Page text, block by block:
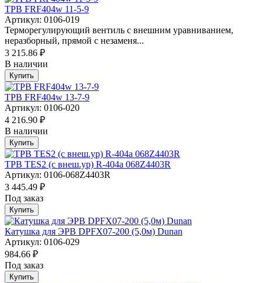
ТРВ FRF404w 11-5-9
Артикул: 0106-019
Терморегулирующий вентиль с внешним уравниванием,
неразборный, прямой с незаменя...
3 215.86 ₽
В наличии
Купить
ТРВ FRF404w 13-7-9
Артикул: 0106-020
4 216.90 ₽
В наличии
Купить
ТРВ TES2 (с внеш.ур) R-404a 068Z4403R
Артикул: 0106-068Z4403R
3 445.49 ₽
Под заказ
Купить
Катушка для ЭРВ DPFX07-200 (5,0м) Dunan
Артикул: 0106-029
984.66 ₽
Под заказ
Купить